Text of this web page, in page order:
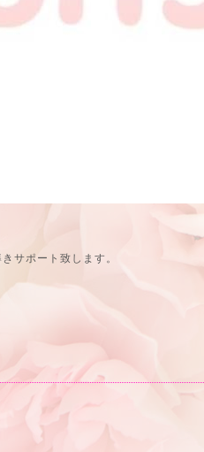
サポート致します。